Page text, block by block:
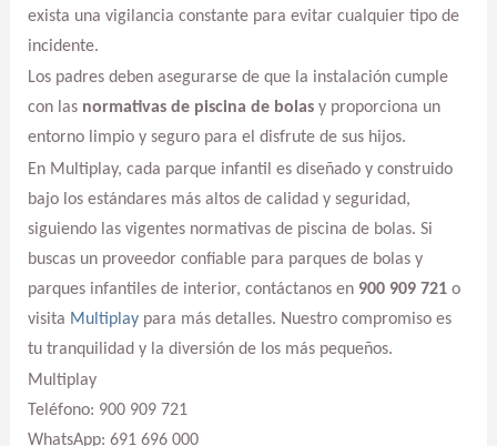
exista una vigilancia constante para evitar cualquier tipo de
incidente.
Los padres deben asegurarse de que la instalación cumple
con las normativas de piscina de bolasy proporciona un
entorno limpio y seguro para el disfrute de sus hijos.
En Multiplay, cada parque infantil es diseñado y construido
bajo los estándares más altos de calidad y seguridad,
siguiendo las vigentes normativas de piscina de bolas. Si
buscas un proveedor confiable para parques de bolas y
parques infantiles de interior, contáctanos en 900 909 721o
visita Multiplaypara más detalles. Nuestro compromiso es
tu tranquilidad y la diversión de los más pequeños.
Multiplay
Teléfono: 900 909 721
WhatsApp: 691 696 000